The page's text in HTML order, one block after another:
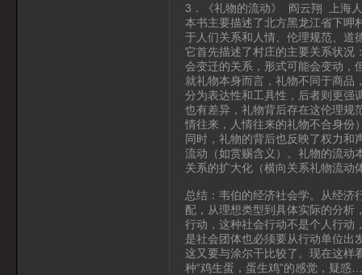
3．《礼物的流动》 阎云翔 上海
本书主要描述了北方黑龙江省下呷
于人们关系和人情、伦理规范、道
它首先描述了村庄的主要关系状况
会变迁的关系，形式可能会变动，
就礼物本身而言，礼物不同于商品
分为表达性和工具性，后者则更强
也有差异，礼物背后存在这伦理规
情往来，人情往来的礼物不合身份
同时，礼物的背后也反映了权力和
流动（如赏赐含义）。礼物的流动
关系的扩大化（横向关系礼物流动
总结：韦伯的经济社会学。从经济
配，从理想类型到具体实际的分析
行动，这种社会行动不是个人行动
是社会团体也必须要从行动单位出
这又要与涂尔干比较了。现在这样
种“鸡生蛋，蛋生鸡”的感觉，疑